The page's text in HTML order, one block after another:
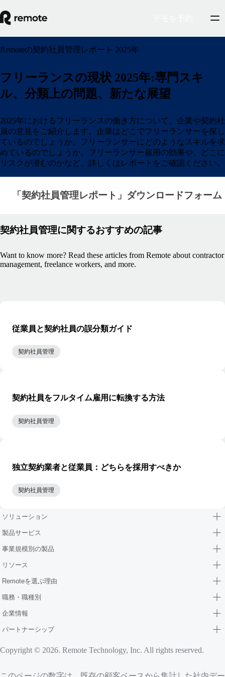
Remoteの契約社員管理レポート 2025年
フリーランスの現状 2025年:専門スキ
ル、分類上の問題、新たな展望
2025年におけるフリーランスの働き方について、企業や契約社
員の意見をご紹介します。企業はどこでフリーランサーを探し
ているのでしょうか。フリーランサーにどのようなスキルを求
めているのでしょうか。フリーランサー雇用の効果や、どこに
リスクが潜むのかなど、詳しくはレポートをご確認ください。
「契約社員管理レポート」ダウンロードフォーム
「契約社員管理レポート」ダウンロードフォーム
契約社員管理に関するおすすめの記事
Want to know more? Read these articles from Remote about contractor
management, freelance workers, and more.
従業員と契約社員の誤分類ガイド
契約社員管理
契約社員をフルタイム雇用に転換する方法
契約社員管理
独立契約業者と従業員：どちらを採用すべきか
契約社員管理
ソリューション
製品サービス
事業規模別の製品
リソース
Remoteを選ぶ理由
職務・職種別
企業情報
パートナーシップ
Copyright © 2026. Remote Technology, Inc. All rights reserved.